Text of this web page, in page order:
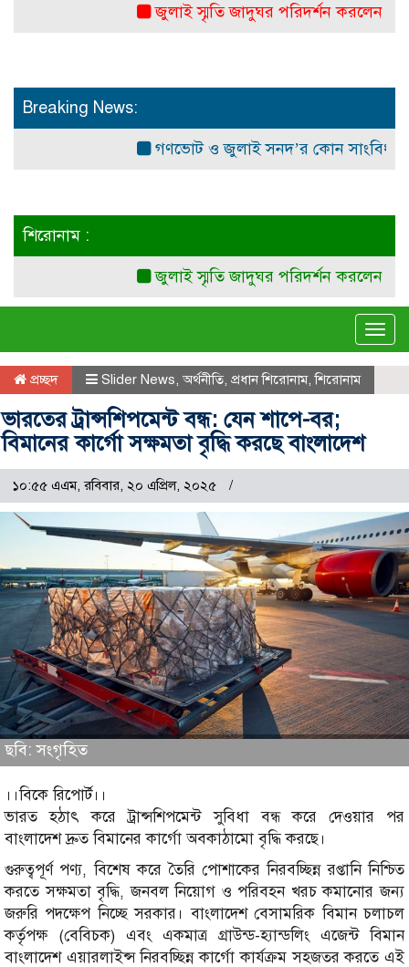
জুলাই স্মৃতি জাদুঘর পরিদর্শন করলেন এনসিপি
Breaking News:
গণভোট ও জুলাই সনদ’র কোন সাংবিধানিক ও
শিরোনাম :
জুলাই স্মৃতি জাদুঘর পরিদর্শন করলেন এনসিপি
প্রচ্ছদ Slider News, অর্থনীতি, প্রধান শিরোনাম,শিরোনাম
ভারতের ট্রান্সশিপমেন্ট বন্ধ: যেন শাপে-বর;
বিমানের কার্গো সক্ষমতা বৃদ্ধি করছে বাংলাদেশ
১০:৫৫ এএম, রবিবার, ২০ এপ্রিল, ২০২৫
ছবি: সংগৃহিত
।।বিকে রিপোর্ট।।
ভারত হঠাৎ করে ট্রান্সশিপমেন্ট সুবিধা বন্ধ করে দেওয়ার পর
বাংলাদেশ দ্রুত বিমানের কার্গো অবকাঠামো বৃদ্ধি করছে।
গুরুত্বপূর্ণ পণ্য, বিশেষ করে তৈরি পোশাকের নিরবচ্ছিন্ন রপ্তানি নিশ্চিত
করতে সক্ষমতা বৃদ্ধি, জনবল নিয়োগ ও পরিবহন খরচ কমানোর জন্য
জরুরি পদক্ষেপ নিচ্ছে সরকার। বাংলাদেশ বেসামরিক বিমান চলাচল
কর্তৃপক্ষ (বেবিচক) এবং একমাত্র গ্রাউন্ড-হ্যান্ডলিং এজেন্ট বিমান
বাংলাদেশ এয়ারলাইন্স নিরবচ্ছিন্ন কার্গো কার্যক্রম সহজতর করতে এই